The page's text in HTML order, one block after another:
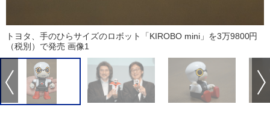
トヨタ、手のひらサイズのロボット「KIROBO mini」を3万9800円
（税別）で発売 画像1